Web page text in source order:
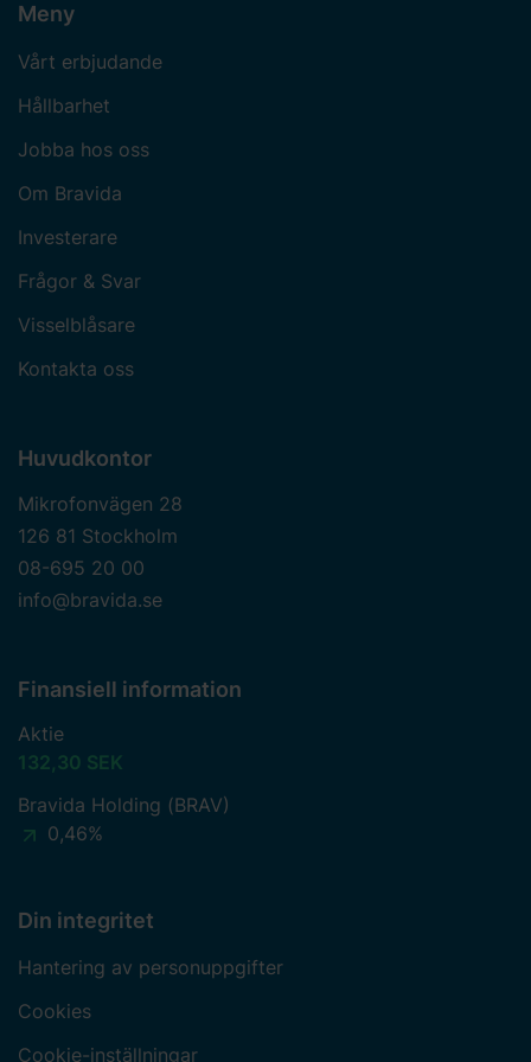
Meny
Vårt erbjudande
Hållbarhet
Jobba hos oss
Om Bravida
Investerare
Frågor & Svar
Visselblåsare
Kontakta oss
Huvudkontor
Mikrofonvägen 28
126 81 Stockholm
08-695 20 00
info@bravida.se
Finansiell information
Aktie
132,30 SEK
Bravida Holding (BRAV)
0,46%
Din integritet
Hantering av personuppgifter
Cookies
Cookie-inställningar